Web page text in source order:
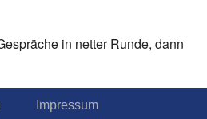
in netter Runde, dann
Impressum